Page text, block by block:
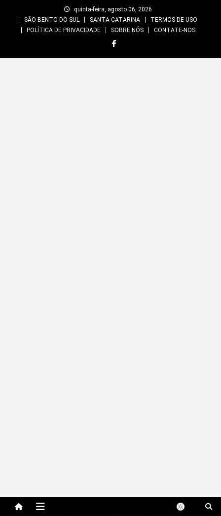
quinta-feira, agosto 06, 2026
SÃO BENTO DO SUL
SANTA CATARINA
TERMOS DE USO
POLÍTICA DE PRIVACIDADE
SOBRE NÓS CONTATE-NOS